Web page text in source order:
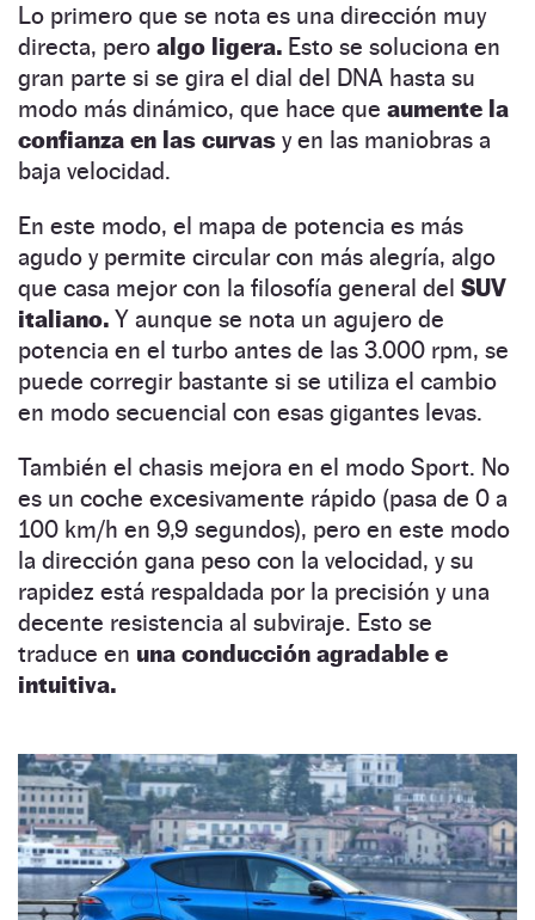
Lo primero que se nota es una dirección muy
directa, pero algo ligera. Esto se soluciona en
gran parte si se gira el dial del DNA hasta su
modo más dinámico, que hace que aumente la
confianza en las curvas y en las maniobras a
baja velocidad.
En este modo, el mapa de potencia es más
agudo y permite circular con más alegría, algo
que casa mejor con la filosofía general del SUV
italiano. Y aunque se nota un agujero de
potencia en el turbo antes de las 3.000 rpm, se
puede corregir bastante si se utiliza el cambio
en modo secuencial con esas gigantes levas.
También el chasis mejora en el modo Sport. No
es un coche excesivamente rápido (pasa de 0 a
100 km/h en 9,9 segundos), pero en este modo
la dirección gana peso con la velocidad, y su
rapidez está respaldada por la precisión y una
decente resistencia al subviraje. Esto se
traduce en una conducción agradable e
intuitiva.